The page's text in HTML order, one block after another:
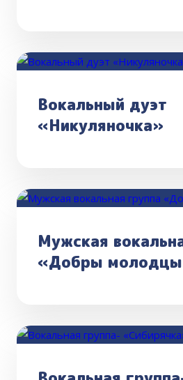
Вокальный дуэт
«Никуляночка»
Мужская
«Добры